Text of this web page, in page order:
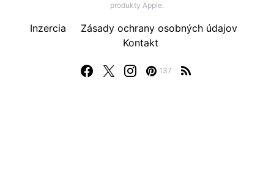
produkty Apple.
137
Inzercia
Zásady ochrany osobných údajov
Kontakt